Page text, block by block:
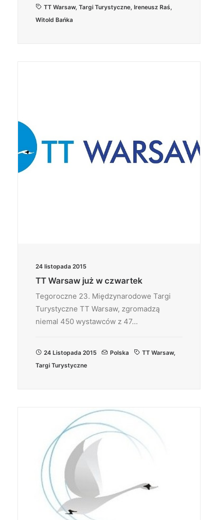
TT Warsaw, Targi Turystyczne, Ireneusz Raś,
Witold Bańka
24 listopada 2015
TT Warsaw już w czwartek
Tegoroczne 23. Międzynarodowe Targi
Turystyczne TT Warsaw, zgromadzą
niemal 450 wystawców z 47…
24 Listopada 2015 Polska TT Warsaw,
Targi Turystyczne